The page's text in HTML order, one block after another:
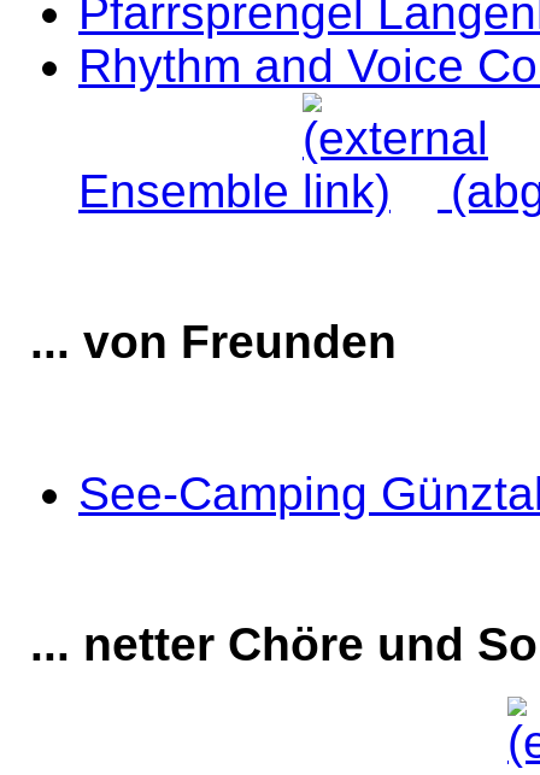
Pfarrsprengel
Rhythm and Voice
Ensemble
... von Freunden
See-Camping
... netter Chöre und